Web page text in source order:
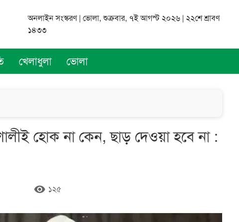
অনলাইন সংস্করণ | ভোলা, শুক্রবার, ৭ই আগস্ট ২০২৬ | ২২শে শ্রাবণ
১৪৩৩
খেলাধুলা ভোলা
হোক না কেন, ছাড় দেওয়া হবে না :
remove_red_eye ১২৫